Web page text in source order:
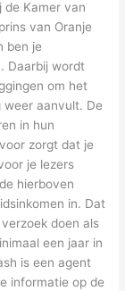
de Kamer van
van Oranje
ben je
Daarbij wordt
om het
aanvult. De
in hun
zorgt dat je
je lezers
hierboven
in. Dat
doen als
een jaar in
is een agent
informatie op de